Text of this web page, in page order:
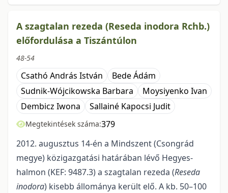
A szagtalan rezeda (Reseda inodora Rchb.)
előfordulása a Tiszántúlon
48-54
Csathó András István
Bede Ádám
Sudnik-Wójcikowska Barbara
Moysiyenko Ivan
Dembicz Iwona
Sallainé Kapocsi Judit
Megtekintések száma:379
2012. augusztus 14-én a Mindszent (Csongrád
megye) közigazgatási határában lévő Hegyes-
halmon (KEF: 9487.3) a szagtalan rezeda (Reseda
inodora) kisebb állománya került elő. A kb. 50–100